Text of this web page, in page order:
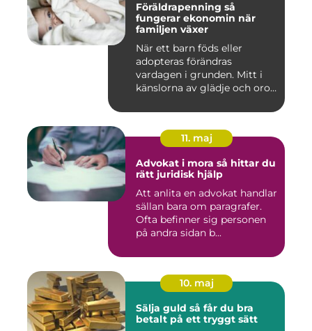
Föräldrapenning så
fungerar ekonomin när
familjen växer
När ett barn föds eller
adopteras förändras
vardagen i grunden. Mitt i
känslorna av glädje och oro
11. maj
Advokat i mora så hittar du
rätt juridisk hjälp
Att anlita en advokat handlar
sällan bara om paragrafer.
Ofta befinner sig personen
på andra sidan b...
10. maj
Sälja guld så får du bra
betalt på ett tryggt sätt